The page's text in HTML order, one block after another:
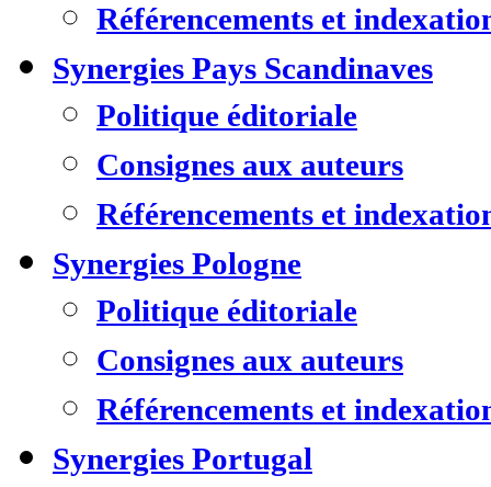
Référencements et
Synergies Pays Scandinaves
Politique éditoriale
Consignes aux auteurs
Référencements et
Synergies Pologne
Politique éditoriale
Consignes aux auteurs
Référencements et
Synergies Portugal